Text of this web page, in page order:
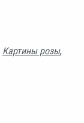
Картины розы,